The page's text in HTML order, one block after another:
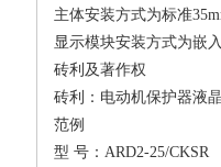
主体安装方式为标准
显示模块安装方式为嵌
砖利及著作权
砖利：电动机保护器液
范例
型 号：ARD2-25/CKSR